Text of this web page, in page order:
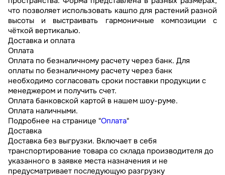
что позволяет использовать кашпо для растений разной
высоты и выстраивать гармоничные композиции с
чёткой вертикалью.
Доставка и оплата
Оплата
Оплата по безналичному расчету через банк. Для
оплаты по безналичному расчету через банк
необходимо согласовать сроки поставки продукции с
менеджером и получить счет.
Оплата банковской картой в нашем шоу-руме.
Оплата наличными.
Подробнее на странице "Оплата"
Доставка
Доставка без выгрузки. Включает в себя
транспортирование товара со склада производителя до
указанного в заявке места назначения и не
предусматривает последующую разгрузку